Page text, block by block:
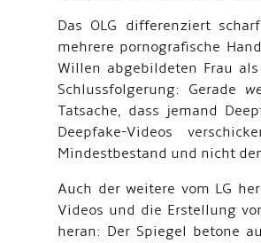
Das OLG differenziert
mehrere pornografische
Willen abgebildeten Frau
Schlussfolgerung: Gerade
Tatsache, dass jemand
Deepfake-Videos
Mindestbestand und nicht
Auch der weitere vom LG
Videos und die Erstellung
heran: Der Spiegel betone